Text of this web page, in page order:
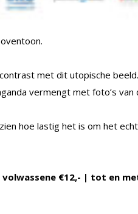
met dit utopische
vermengt met foto’s van
hoe lastig het is om het
€12,- | tot en